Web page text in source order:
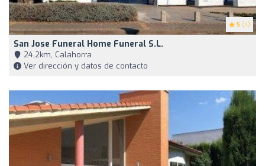
5 (4)
San Jose Funeral Home Funeral S.L.
24,2km, Calahorra
Ver dirección y datos de contacto